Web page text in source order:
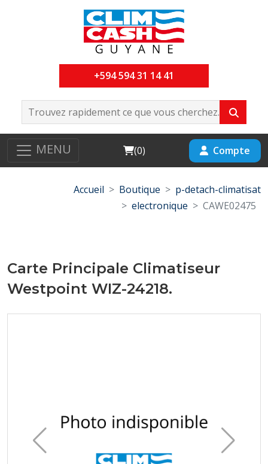
+594 594 31 14 41
MENU Cart
(0) Compte
Accueil Boutique
p-detach-climatisat
electronique
CAWE02475
Carte Principale Climatiseur
Westpoint WIZ-24218.